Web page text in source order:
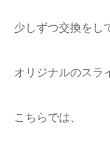
少しずつ交換をし
オリジナルのスラ
こちらでは、